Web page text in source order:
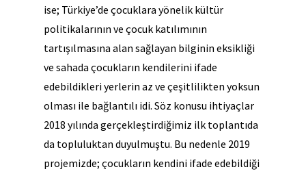
ise; Türkiye’de çocuklara yönelik kültür
politikalarının ve çocuk katılımının
tartışılmasına alan sağlayan bilginin eksikliği
ve sahada çocukların kendilerini ifade
edebildikleri yerlerin az ve çeşitlilikten yoksun
olması ile bağlantılı idi. Söz konusu ihtiyaçlar
2018 yılında gerçekleştirdiğimiz ilk toplantıda
da topluluktan duyulmuştu. Bu nedenle 2019
projemizde; çocukların kendini ifade edebildiği